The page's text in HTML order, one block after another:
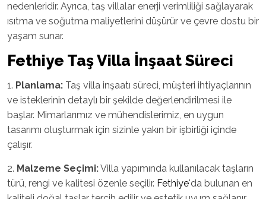
nedenleridir. Ayrıca, taş villalar enerji verimliliği sağlayarak
ısıtma ve soğutma maliyetlerini düşürür ve çevre dostu bir
yaşam sunar.
Fethiye Taş Villa İnşaat Süreci
1. Planlama: Taş villa inşaatı süreci, müşteri ihtiyaçlarının
ve isteklerinin detaylı bir şekilde değerlendirilmesi ile
başlar. Mimarlarımız ve mühendislerimiz, en uygun
tasarımı oluşturmak için sizinle yakın bir işbirliği içinde
çalışır.
2. Malzeme Seçimi:Villa yapımında kullanılacak taşların
türü, rengi ve kalitesi özenle seçilir. Fethiye'da bulunan en